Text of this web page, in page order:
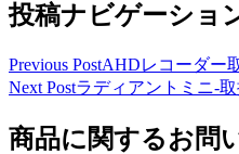
投稿ナビゲーショ
Previous PostAHDレコーダー
Next Postラディアントミニ-
商品に関するお